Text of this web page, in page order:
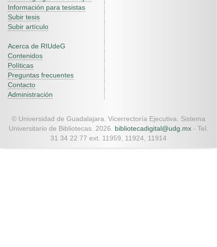
Información para tesistas
Subir tesis
Subir artículo
Acerca de RIUdeG
Contenidos
Políticas
Preguntas frecuentes
Contacto
Administración
© Universidad de Guadalajara. Vicerrectoría Ejecutiva. Sistema
Universitario de Bibliotecas. 2026. bibliotecadigital@udg.mx - Tel.
31 34 22 77 ext. 11959, 11924, 11914